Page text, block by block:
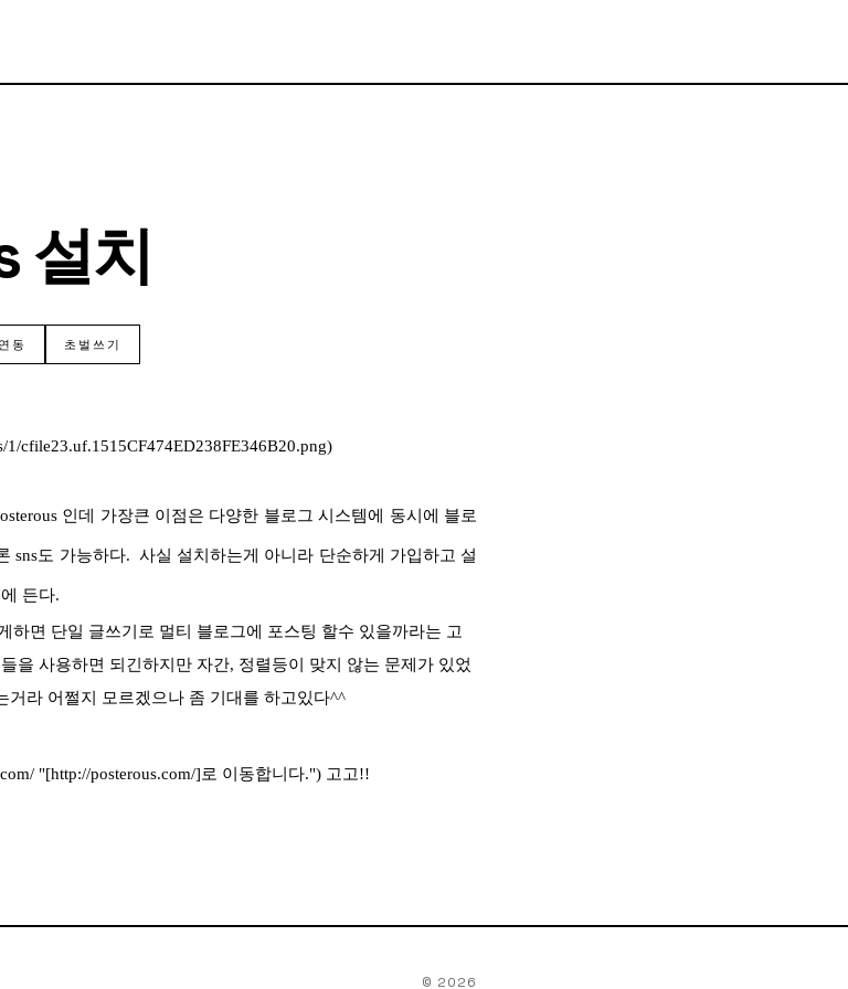
설치
동 초벌쓰기
1/cfile23.uf.1515CF474ED238FE346B20.png)
인데 가장큰 이점은 다양한 블로그 시스템에 동시에 블로
sns도 가능하다. 사실 설치하는게 아니라 단순하게 가입하고 설
든다.
하면 단일 글쓰기로 멀티 블로그에 포스팅 할수 있을까라는 고
을 사용하면 되긴하지만 자간, 정렬등이 맞지 않는 문제가 있었
거라 어쩔지 모르겠으나 좀 기대를 하고있다^^
"[http://posterous.com/]로 이동합니다.") 고고!!
© 2026